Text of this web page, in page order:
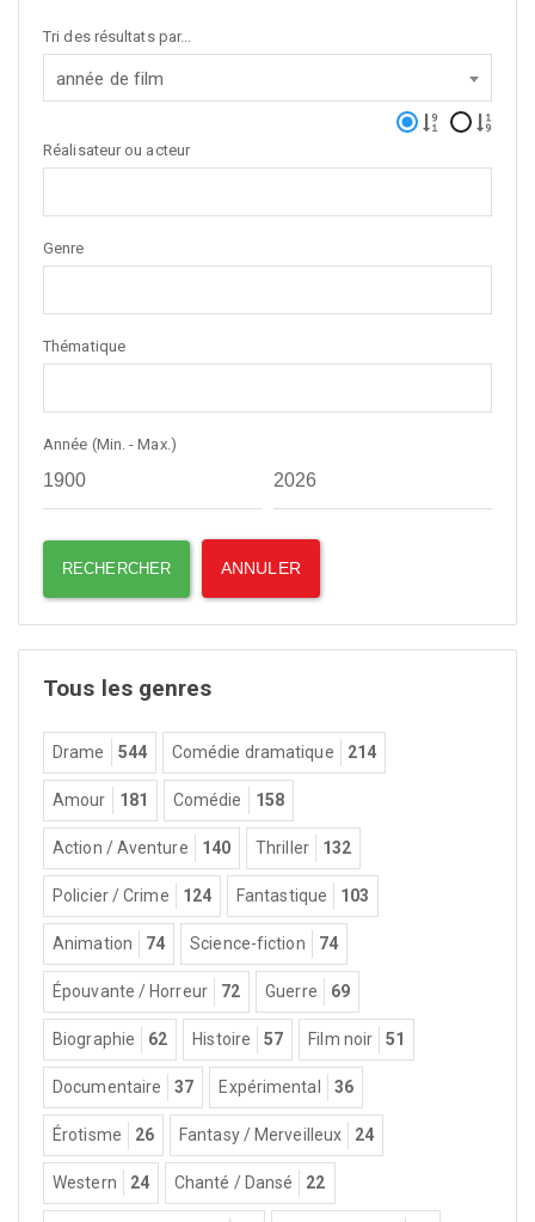
Tri des résultats par...
année de film
Réalisateur ou acteur
Genre
Thématique
Année (Min. - Max.)
Tous les genres
Drame 544 Comédie dramatique 214
Amour 181 Comédie 158
Action / Aventure 140 Thriller 132
Policier / Crime 124 Fantastique 103
Animation 74 Science-fiction 74
Épouvante / Horreur 72 Guerre 69
Biographie 62 Histoire 57 Film noir 51
Documentaire 37 Expérimental 36
Érotisme 26 Fantasy / Merveilleux 24
Western 24 Chanté / Dansé 22